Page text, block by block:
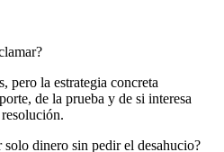
pero la estrategia concreta
de la prueba y de si interesa
dinero sin pedir el desahucio?